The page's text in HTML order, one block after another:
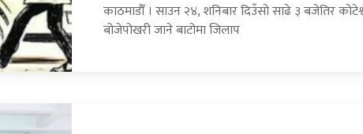
काठमाडौँ । साउन २४, शनिबार दिउँसो साढे ३ बजेतिर
बोजेपोखरी जाने बाटोमा जिलाप